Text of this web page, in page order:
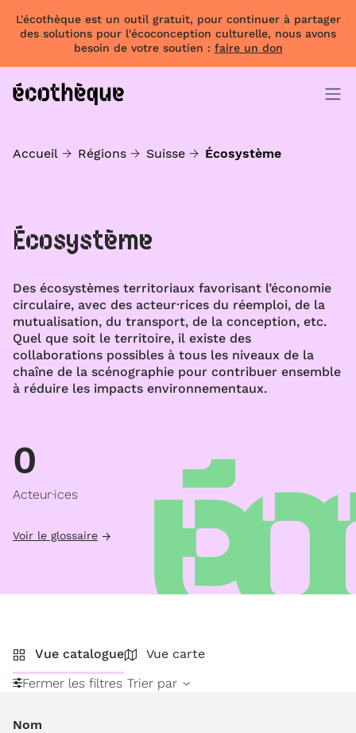
L'écothèque est un outil gratuit, pour continuer à partager
des solutions pour l'écoconception culturelle, nous avons
besoin de votre soutien : faire un don
Accueil Régions Suisse Écosystème
Écosystème
Des écosystèmes territoriaux favorisant l’économie
circulaire, avec des acteur·rices du réemploi, de la
mutualisation, du transport, de la conception, etc.
Quel que soit le territoire, il existe des
collaborations possibles à tous les niveaux de la
chaîne de la scénographie pour contribuer ensemble
à réduire les impacts environnementaux.
0
Acteur·ices
Voir le glossaire
Vue catalogue
Vue carte
Fermer les filtres Trier par
Nom